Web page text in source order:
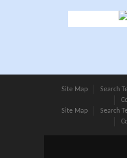
Site Map Search
Site Map
Search